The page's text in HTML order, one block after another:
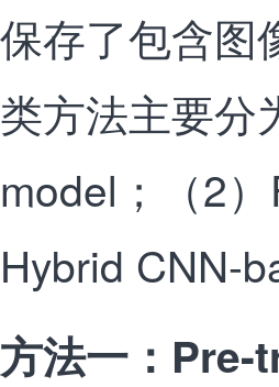
保存了包含图
类方法主要分
model；（2
Hybrid CNN-
方法一：